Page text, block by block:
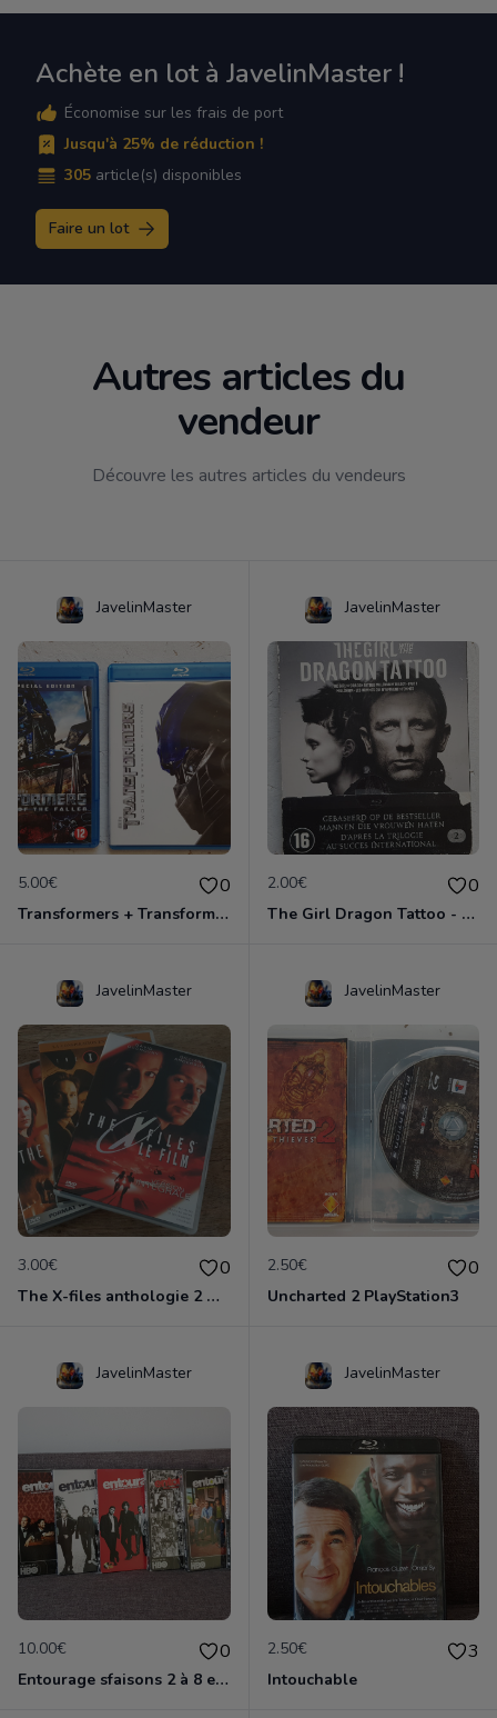
Achète en lot à JavelinMaster !
Économise sur les frais de port
Jusqu'à 25% de réduction !
305 article(s) disponibles
Faire un lot
Autres articles du
vendeur
Découvre les autres articles du vendeurs
JavelinMaster
5.00€ 0
Transformers + Transformers 2 : La Revanche
JavelinMaster
2.00€ 0
The Girl Dragon Tattoo - Blu-Ray
JavelinMaster
3.00€ 0
The X-files anthologie 2 DVD
JavelinMaster
2.50€ 0
Uncharted 2 PlayStation3
JavelinMaster
10.00€ 0
Entourage sfaisons 2 à 8 en dvd
JavelinMaster
2.50€ 3
Intouchable